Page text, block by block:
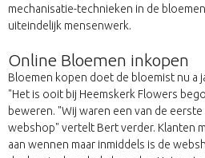
mechanisatie-technieken in de
uiteindelijk mensenwerk.
Online Bloemen inkopen
Bloemen kopen doet de bloemist nu a
"Het is ooit bij Heemskerk Flowers
beweren. "Wij waren een van de
webshop" vertelt Bert verder. Klanten
aan wennen maar inmiddels is de